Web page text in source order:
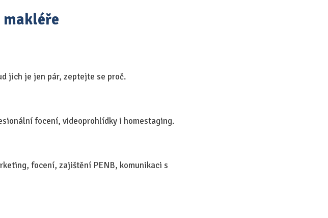
makléře
jich je jen pár, zeptejte se proč.
focení, videoprohlídky i homestaging.
focení, zajištění PENB, komunikaci s